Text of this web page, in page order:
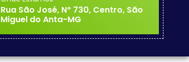
Rua São José, Nº 730, Centro, São
Miguel do Anta-MG